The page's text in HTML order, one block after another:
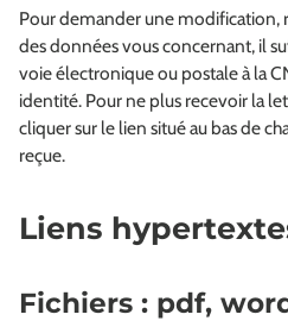
Pour demander une modification,
des données vous concernant, il
voie électronique ou postale à la
identité. Pour ne plus recevoir la
cliquer sur le lien situé au bas de
reçue.
Liens
Fichiers : pdf,